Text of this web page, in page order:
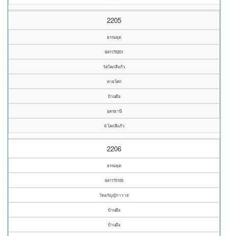
2205
ธรรมยุต
641170201
วัดโคกสีแก้ว
หายโศก
บ้านผือ
อุดรธานี
6 โคกสีแก้ว
2206
ธรรมยุต
641170105
วัดอรัญญิกาวาส
บ้านผือ
บ้านผือ